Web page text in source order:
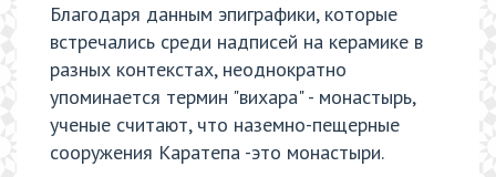
Благодаря данным эпиграфики, которые
встречались среди надписей на керамике в
разных контекстах, неоднократно
упоминается термин "вихара" - монастырь,
ученые считают, что наземно-пещерные
сооружения Каратепа -это монастыри.